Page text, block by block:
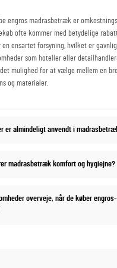
engros madrasbetræk er
ofte kommer med betydelige
en ensartet forsyning, hvilket er
som hoteller eller
mulighed for at vælge mellem en
og materialer.
er almindeligt anvendt i
madrasbetræk komfort og hygiejne?
overveje, når de køber engros-